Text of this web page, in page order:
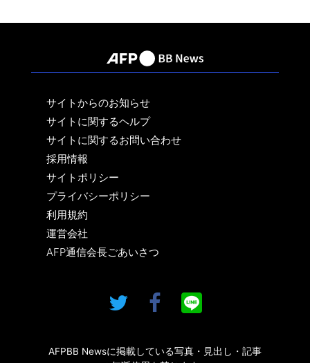
サイトからのお知らせ
サイトに関するヘルプ
サイトに関するお問い合わせ
採用情報
サイトポリシー
プライバシーポリシー
利用規約
運営会社
AFP通信会長ごあいさつ
AFPBB Newsに掲載している写真・見出し・記事